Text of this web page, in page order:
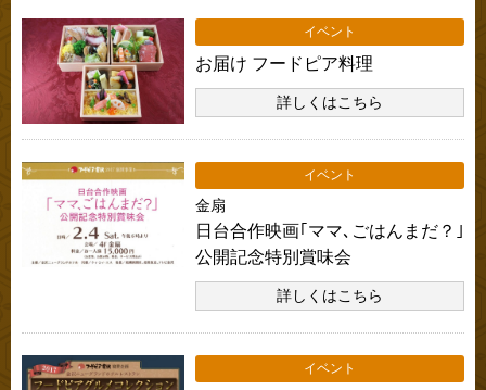
イベント
お届け フードピア料理
詳しくはこちら
イベント
金扇
日台合作映画｢ママ､ごはんまだ？｣
公開記念特別賞味会
詳しくはこちら
イベント